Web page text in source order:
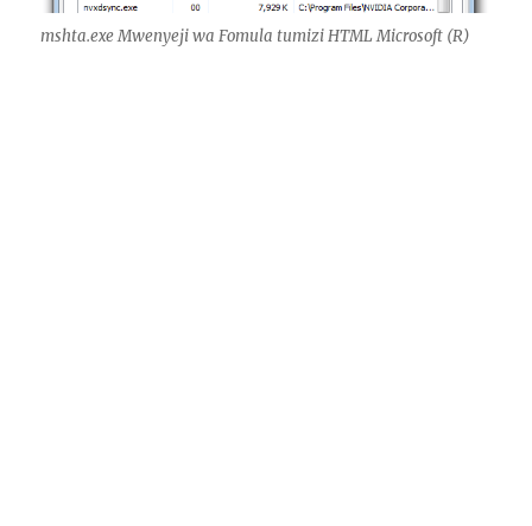
mshta.exe Mwenyeji wa Fomula tumizi HTML Microsoft (R)